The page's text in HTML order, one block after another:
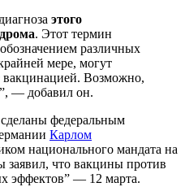
этого
. Этот термин
различных
мере, могут
вакцинацией. Возможно,
— добавил он.
федеральным
Карлом
национального мандата на
что вакцины против
эффектов” — 12 марта.